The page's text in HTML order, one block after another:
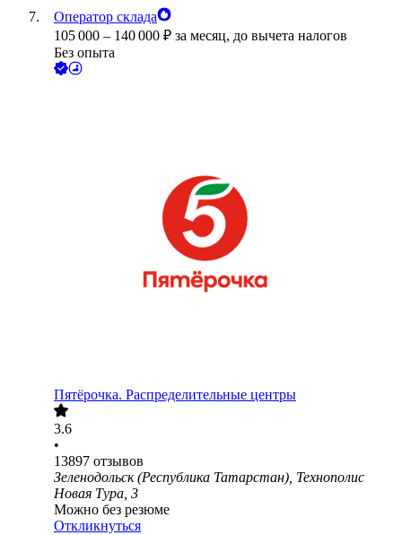
Оператор склада
105 000 – 140 000 ₽ за месяц, до вычета налогов
Без опыта
Пятёрочка. Распределительные центры
3.6
•
13897 отзывов
Зеленодольск (Республика Татарстан), Технополис
Новая Тура, 3
Можно без резюме
Откликнуться